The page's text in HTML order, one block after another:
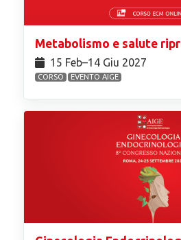
Metabolismo e salute
15 Feb⁠–14 Giu 2027
CORSO EVENTO AIGE